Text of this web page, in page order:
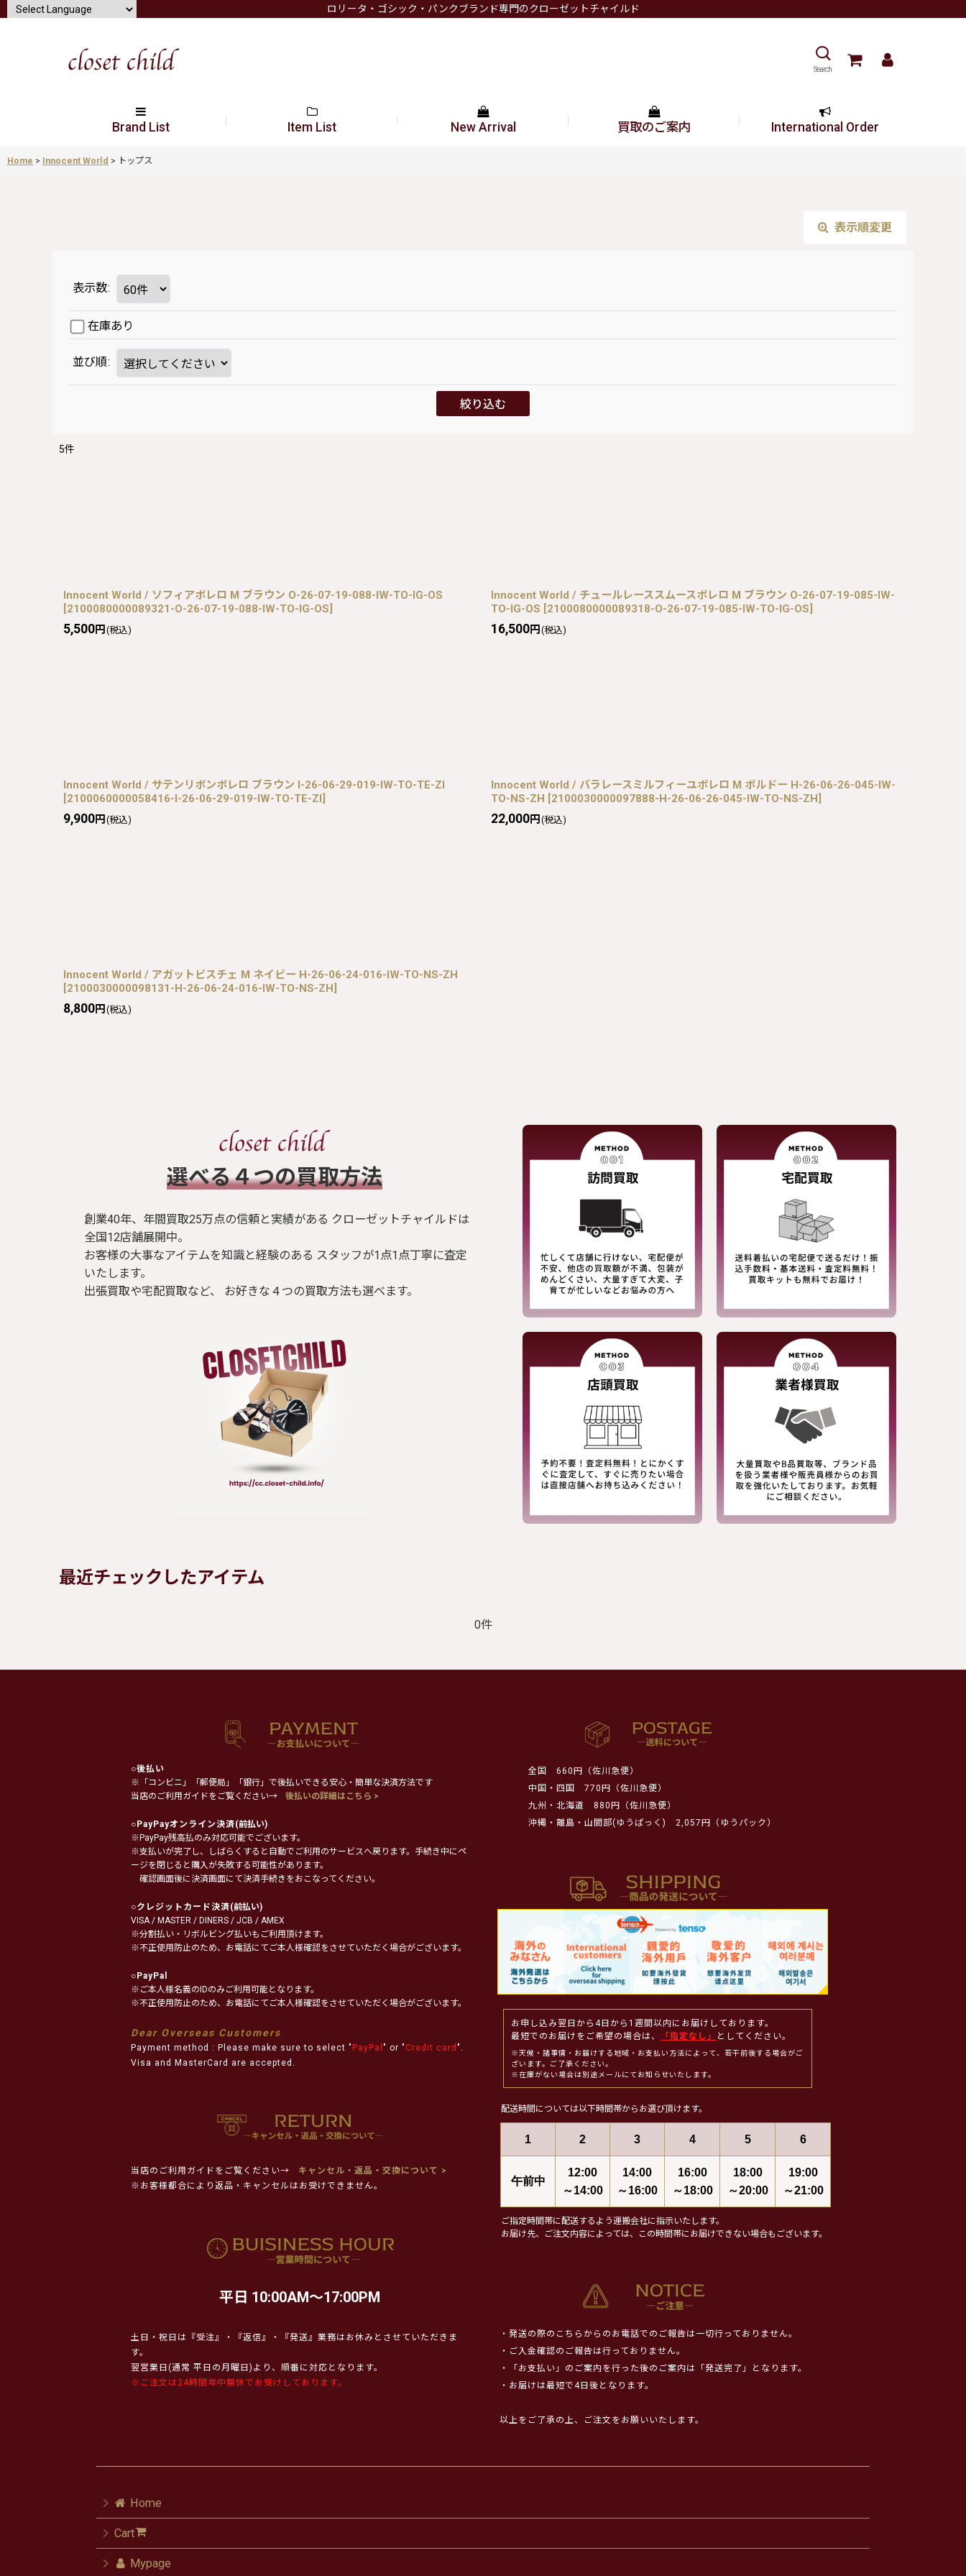
ロリータ・ゴシック・パンクブランド専門のクローゼットチャイルド
Search
Brand List Item List New Arrival 買取のご案内 International Order
Home > Innocent World > トップス
表示順変更
表示数:
在庫あり
並び順:
絞り込む
5件
Innocent World / ソフィアボレロ M ブラウン O-26-07-19-088-IW-TO-IG-OS
[2100080000089321-O-26-07-19-088-IW-TO-IG-OS]
5,500円 (税込)
Innocent World / チュールレーススムースボレロ M ブラウン O-26-07-19-085-IW-
TO-IG-OS [2100080000089318-O-26-07-19-085-IW-TO-IG-OS]
16,500円 (税込)
Innocent World / サテンリボンボレロ ブラウン I-26-06-29-019-IW-TO-TE-ZI
[2100060000058416-I-26-06-29-019-IW-TO-TE-ZI]
9,900円 (税込)
Innocent World / バラレースミルフィーユボレロ M ボルドー H-26-06-26-045-IW-
TO-NS-ZH [2100030000097888-H-26-06-26-045-IW-TO-NS-ZH]
22,000円 (税込)
Innocent World / アガットビスチェ M ネイビー H-26-06-24-016-IW-TO-NS-ZH
[2100030000098131-H-26-06-24-016-IW-TO-NS-ZH]
8,800円 (税込)
​選べる４つの買取方法
創業40年、年間買取25万点の信頼と実績がある クローゼットチャイルドは
全国12店舗展開中。
お客様の大事なアイテムを知識と経験のある スタッフが1点1点丁寧に査定
いたします。
出張買取や宅配買取など、 お好きな４つの買取方法も選べます。
最近チェックしたアイテム
0件
○後払い
※「コンビニ」「郵便局」「銀行」で後払いできる安心・簡単な決済方法です
当店のご利用ガイドをご覧ください→
後払いの詳細はこちら >
○ PayPayオンライン決済(前払い)
※PayPay残高払のみ対応可能でございます。
※支払いが完了し、しばらくすると自動でご利用のサービスへ戻ります。手続き中にペ
ージを閉じると購入が失敗する可能性があります。
確認画面後に決済画面にて決済手続きをおこなってください。
○クレジットカード決済(前払い)
VISA / MASTER / DINERS / JCB / AMEX
※分割払い・リボルビング払いもご利用頂けます。
※不正使用防止のため、お電話にてご本人様確認をさせていただく場合がございます。
○ PayPal
※ご本人様名義のIDのみご利用可能となります。
※不正使用防止のため、お電話にてご本人様確認をさせていただく場合がございます。
Dear Overseas Customers
Payment method : Please make sure to select " PayPal " or " Credit card ".
Visa and MasterCard are accepted.
当店のご利用ガイドをご覧ください→
キャンセル・返品・交換について >
※お客様都合により返品・キャンセルはお受けできません。
平日 10:00AM～17:00PM
土日・祝日は『受注』・『返信』・『発送』業務はお休みとさせていただきま
す。
翌営業日(通常 平日の月曜日)より、順番に対応となります。
※ご注文は24時間年中無休でお受けしております。
全国
660円（佐川急便）
中国・四国
770円（佐川急便）
九州・北海道
880円（佐川急便）
沖縄・離島・山間部(ゆうぱっく)
2,057円（ゆうパック）
お申し込み翌日から4日から1週間以内にお届けしております。
最短でのお届けをご希望の場合は、
「指定なし」 としてください。
※天候・諸事情・お届けする地域・お支払い方法によって、若干前後する場合がご
ざいます。ご了承ください。
※在庫がない場合は別途メールにてお知らせいたします。
配送時間については以下時間帯からお選び頂けます。
1 2 3 4 5 6
午前中
12:00
～14:00
14:00
～16:00
16:00
～18:00
18:00
～20:00
19:00
～21:00
ご指定時間帯に配送するよう運搬会社に指示いたします。
お届け先、ご注文内容によっては、この時間帯にお届けできない場合もございます。
・発送の際のこちらからのお電話でのご報告は一切行っておりません。
・ご入金確認のご報告は行っておりません。
・「お支払い」のご案内を行った後のご案内は「発送完了」となります。
・お届けは最短で4日後となります。
以上をご了承の上、ご注文をお願いいたします。
Home
Cart
Mypage